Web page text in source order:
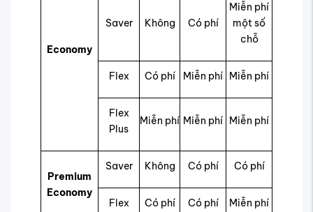
Economy
Saver Không Có phí
Miễn phí
một số
chỗ
Flex Có phí Miễn phí Miễn phí
Flex
Plus
Miễn phí Miễn phí Miễn phí
Premium
Economy
Saver Không Có phí Có phí
Flex Có phí Có phí Miễn phí